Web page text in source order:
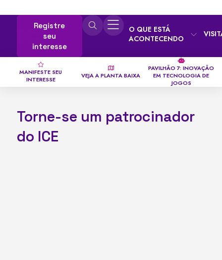
Registre
seu
interesse
O QUE ESTÁ
ACONTECENDO
MANIFESTE SEU
INTERESSE
VEJA A PLANTA BAIXA
PAVILHÃO 7: INOVAÇÃO
EM TECNOLOGIA DE
JOGOS
Torne-se um patrocinador
do ICE